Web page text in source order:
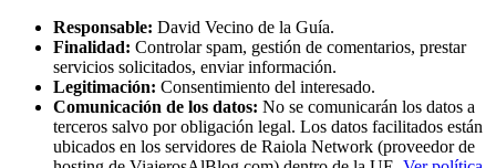
Responsable: David Vecino de la Guía.
Finalidad: Controlar spam, gestión de comentarios, prestar
servicios solicitados, enviar información.
Legitimación: Consentimiento del interesado.
Comunicación de los datos: No se comunicarán los datos a
terceros salvo por obligación legal. Los datos facilitados están
ubicados en los servidores de Raiola Network (proveedor de